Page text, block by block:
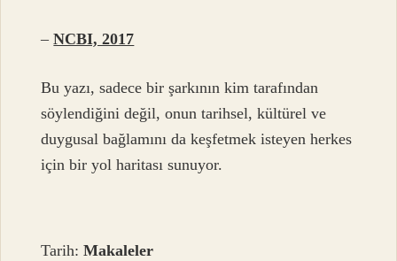
–NCBI, 2017
Bu yazı, sadece bir şarkının kim tarafından
söylendiğini değil, onun tarihsel, kültürel ve
duygusal bağlamını da keşfetmek isteyen herkes
için bir yol haritası sunuyor.
Tarih:Makaleler